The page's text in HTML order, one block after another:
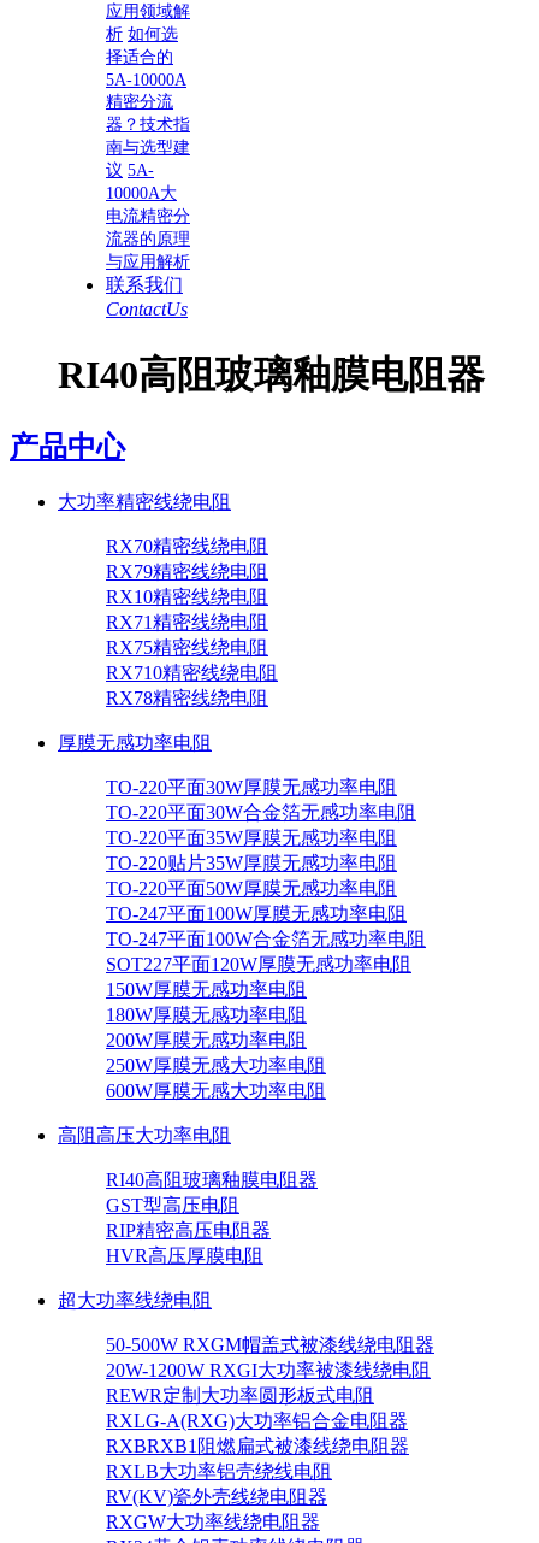
应用领域解
析 如何选
择适合的
5A-10000A
精密分流
器？技术指
南与选型建
议 5A-
10000A大
电流精密分
流器的原理
与应用解析
联系我们
ContactUs
RI40高阻玻璃釉膜电阻器
产品中心
大功率精密线绕电阻
RX70精密线绕电阻
RX79精密线绕电阻
RX10精密线绕电阻
RX71精密线绕电阻
RX75精密线绕电阻
RX710精密线绕电阻
RX78精密线绕电阻
厚膜无感功率电阻
TO-220平面30W厚膜无感功率电阻
TO-220平面30W合金箔无感功率电阻
TO-220平面35W厚膜无感功率电阻
TO-220贴片35W厚膜无感功率电阻
TO-220平面50W厚膜无感功率电阻
TO-247平面100W厚膜无感功率电阻
TO-247平面100W合金箔无感功率电阻
SOT227平面120W厚膜无感功率电阻
150W厚膜无感功率电阻
180W厚膜无感功率电阻
200W厚膜无感功率电阻
250W厚膜无感大功率电阻
600W厚膜无感大功率电阻
高阻高压大功率电阻
RI40高阻玻璃釉膜电阻器
GST型高压电阻
RIP精密高压电阻器
HVR高压厚膜电阻
超大功率线绕电阻
50-500W RXGM帽盖式被漆线绕电阻器
20W-1200W RXGI大功率被漆线绕电阻
REWR定制大功率圆形板式电阻
RXLG-A(RXG)大功率铝合金电阻器
RXBRXB1阻燃扁式被漆线绕电阻器
RXLB大功率铝壳绕线电阻
RV(KV)瓷外壳线绕电阻器
RXGW大功率线绕电阻器